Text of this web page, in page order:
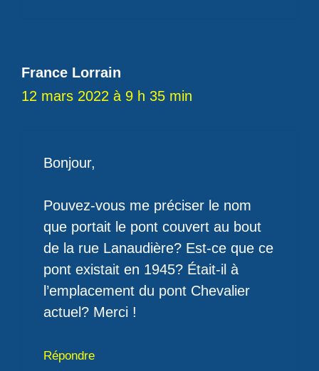
France Lorrain
12 mars 2022 à 9 h 35 min
Bonjour,
Pouvez-vous me préciser le nom
que portait le pont couvert au bout
de la rue Lanaudière? Est-ce que ce
pont existait en 1945? Était-il à
l’emplacement du pont Chevalier
actuel? Merci !
Répondre